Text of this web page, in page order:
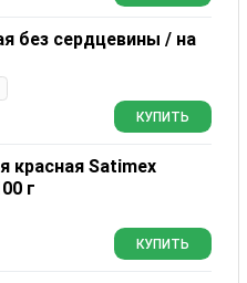
без сердцевины / на
КУПИТЬ
красная Satimex
г
КУПИТЬ